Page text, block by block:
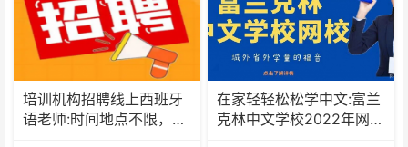
培训机构招聘线上西班牙
语老师:时间地点不限，可
在家轻轻松松学中文:富兰
克林中文学校2022年网校